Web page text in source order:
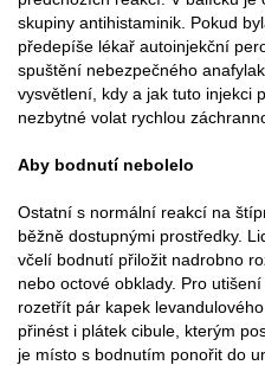
skupiny antihistaminik. Pokud
předepíše lékař autoinjekční
spuštění nebezpečného
vysvětlení, kdy a jak tuto injekci
nezbytné volat rychlou
Aby bodnutí nebolelo
Ostatní s normální reakcí na
běžně dostupnými prostředky.
včelí bodnutí přiložit nadrobno
nebo octové obklady. Pro
rozetřít pár kapek
přinést i plátek cibule, kterým
je místo s bodnutím ponořit do